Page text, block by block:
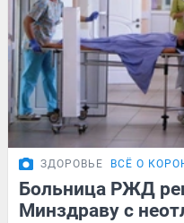
ЗДОРОВЬЕ ВСЁ О
Больница РЖД
Минздраву с